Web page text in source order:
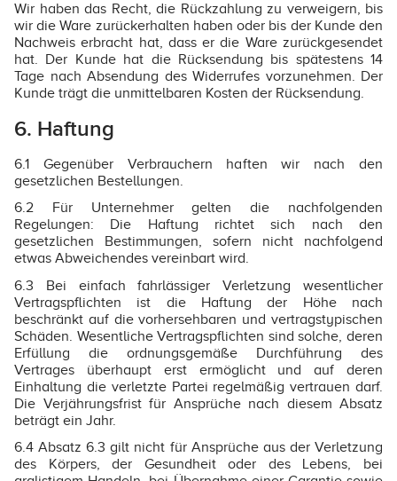
Wir haben das Recht, die Rückzahlung zu verweigern, bis
wir die Ware zurückerhalten haben oder bis der Kunde den
Nachweis erbracht hat, dass er die Ware zurückgesendet
hat. Der Kunde hat die Rücksendung bis spätestens 14
Tage nach Absendung des Widerrufes vorzunehmen. Der
Kunde trägt die unmittelbaren Kosten der Rücksendung.
6. Haftung
6.1 Gegenüber Verbrauchern haften wir nach den
gesetzlichen Bestellungen.
6.2 Für Unternehmer gelten die nachfolgenden
Regelungen: Die Haftung richtet sich nach den
gesetzlichen Bestimmungen, sofern nicht nachfolgend
etwas Abweichendes vereinbart wird.
6.3 Bei einfach fahrlässiger Verletzung wesentlicher
Vertragspflichten ist die Haftung der Höhe nach
beschränkt auf die vorhersehbaren und vertragstypischen
Schäden. Wesentliche Vertragspflichten sind solche, deren
Erfüllung die ordnungsgemäße Durchführung des
Vertrages überhaupt erst ermöglicht und auf deren
Einhaltung die verletzte Partei regelmäßig vertrauen darf.
Die Verjährungsfrist für Ansprüche nach diesem Absatz
beträgt ein Jahr.
6.4 Absatz 6.3 gilt nicht für Ansprüche aus der Verletzung
des Körpers, der Gesundheit oder des Lebens, bei